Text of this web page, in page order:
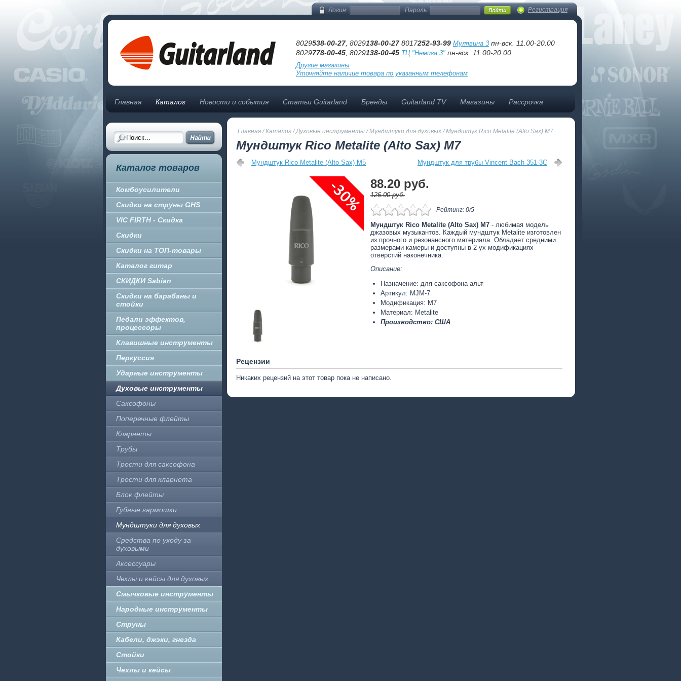
Логин Пароль Регистрация
8029538-00-27, 8029138-00-278017252-93-99 Мулявина 3 пн-вск. 11.00-20.00
8029778-00-45 , 8029138-00-45 ТЦ "Немига 3" пн-вск. 11.00-20.00
Другие магазины
Уточняйте наличие товара по указанным телефонам
Главная Каталог Новости и события Статьи Guitarland Бренды Guitarland TV Магазины Рассрочка
Каталог товаров
Комбоусилители
Скидки на струны GHS
VIC FIRTH - Скидка
Скидки
Скидки на ТОП-товары
Каталог гитар
СКИДКИ Sabian
Скидки на барабаны и
стойки
Педали эффектов,
процессоры
Клавишные инструменты
Перкуссия
Ударные инструменты
Духовые инструменты
Саксофоны
Поперечные флейты
Кларнеты
Трубы
Трости для саксофона
Трости для кларнета
Блок флейты
Губные гармошки
Мундштуки для духовых
Средства по уходу за
духовыми
Аксессуары
Чехлы и кейсы для духовых
Смычковые инструменты
Народные инструменты
Струны
Кабели, джэки, гнезда
Стойки
Чехлы и кейсы
Главная/Каталог/Духовые инструменты/Мундштуки для духовых/Мундштук Rico Metalite (Alto Sax) M7
Мундштук Rico Metalite (Alto Sax) M7
Мундштук Rico Metalite (Alto Sax) M5 Мундштук для трубы Vincent Bach 351-3C
88.20 pуб.
126.00 pуб.
Рейтинг: 0/5
Мундштук Rico Metalite (Alto Sax) M7 - любимая модель
джазовых музыкантов. Каждый мундштук Metalite изготовлен
из прочного и резонансного материала. Обладает средними
размерами камеры и доступны в 2-ух модификациях
отверстий наконечника.
Описание:
Назначение: для саксофона альт
Артикул: MJM-7
Модификация: M7
Материал: Metalite
Производство: США
Рецензии
Никаких рецензий на этот товар пока не написано.